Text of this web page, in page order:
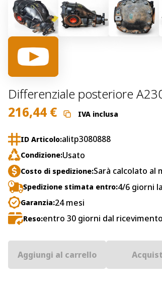
Differenziale posteriore
216,44 € IVA inclusa
ID Articolo:alitp3080888
Condizione:Usato
Costo di spedizione:Sarà calcolato al
Spedizione stimata entro:4/6 giorni
Garanzia:24 mesi
Reso:entro 30 giorni dal
Aggiungi al carrello